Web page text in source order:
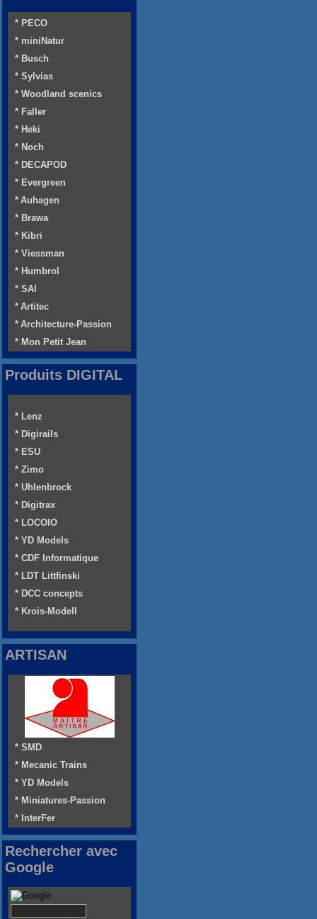
* PECO
* miniNatur
* Busch
* Sylvias
* Woodland scenics
* Faller
* Heki
* Noch
* DECAPOD
* Evergreen
* Auhagen
* Brawa
* Kibri
* Viessman
* Humbrol
* SAI
* Artitec
* Architecture-Passion
* Mon Petit Jean
Produits DIGITAL
* Lenz
* Digirails
* ESU
* Zimo
* Uhlenbrock
* Digitrax
* LOCOIO
* YD Models
* CDF Informatique
* LDT Littfinski
* DCC concepts
* Krois-Modell
ARTISAN
* SMD
* Mecanic Trains
* YD Models
* Miniatures-Passion
* InterFer
Rechercher avec
Google